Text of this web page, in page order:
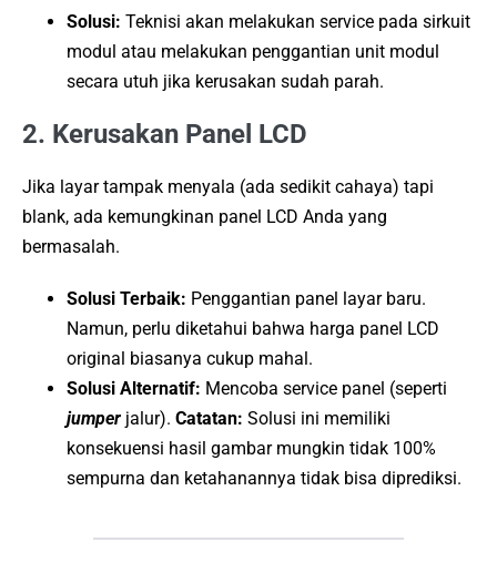
Solusi: Teknisi akan melakukan service pada sirkuit
modul atau melakukan penggantian unit modul
secara utuh jika kerusakan sudah parah.
2. Kerusakan Panel LCD
Jika layar tampak menyala (ada sedikit cahaya) tapi
blank, ada kemungkinan panel LCD Anda yang
bermasalah.
Solusi Terbaik: Penggantian panel layar baru.
Namun, perlu diketahui bahwa harga panel LCD
original biasanya cukup mahal.
Solusi Alternatif: Mencoba service panel (seperti
jumper jalur). Catatan: Solusi ini memiliki
konsekuensi hasil gambar mungkin tidak 100%
sempurna dan ketahanannya tidak bisa diprediksi.